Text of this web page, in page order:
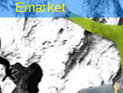
Emarket